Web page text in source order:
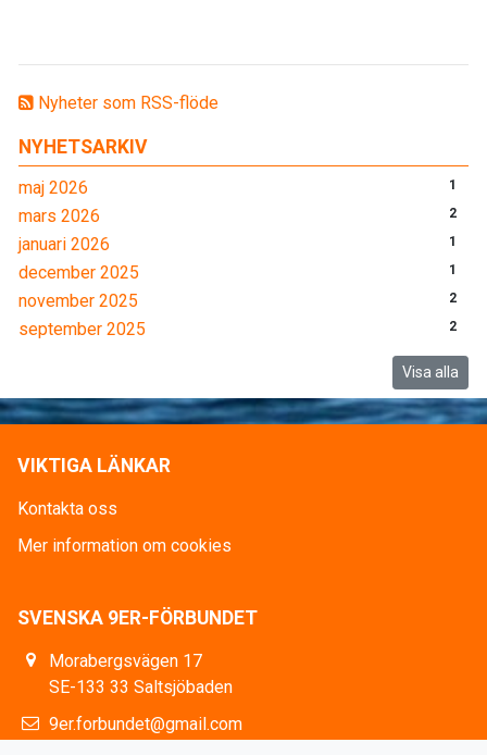
Nyheter som RSS-flöde
NYHETSARKIV
maj 2026 1
mars 2026 2
januari 2026 1
december 2025 1
november 2025 2
september 2025 2
Visa alla
VIKTIGA LÄNKAR
Kontakta oss
Mer information om cookies
SVENSKA 9ER-FÖRBUNDET
Morabergsvägen 17
SE-133 33 Saltsjöbaden
9er.forbundet@gmail.com